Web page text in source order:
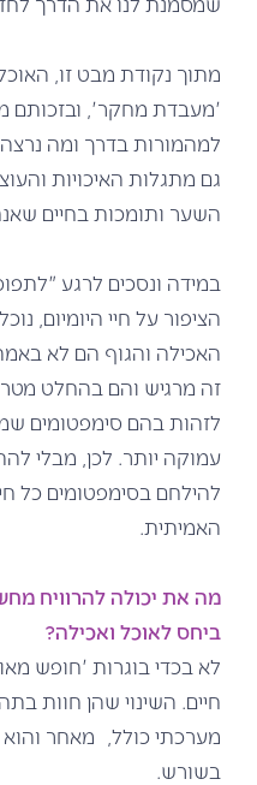
מתוך נקודת מבט זו,
'מעבדת מחקר', ובזכותם
למהמורות בדרך ומה
גם מתגלות האיכויות
השער ותומכות בחיים
במידה ונסכים לרגע
הציפור על חיי היומיום,
האכילה והגוף הם לא
זה מרגיש והם בהחלט
לזהות בהם סימפטומים
עמוקה יותר. לכן, מבלי
להילחם בסימפטומים כל
האמיתית.
מה את יכולה להרוויח
ביחס לאוכל ואכילה?
לא בכדי בוגרות 'חופש
חיים. השינוי שהן חוות
מערכתי כולל, מאחר
בשורש.